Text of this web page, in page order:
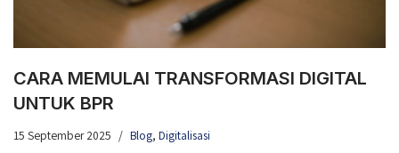
CARA MEMULAI TRANSFORMASI DIGITAL
UNTUK BPR
15 September 2025 Blog, Digitalisasi